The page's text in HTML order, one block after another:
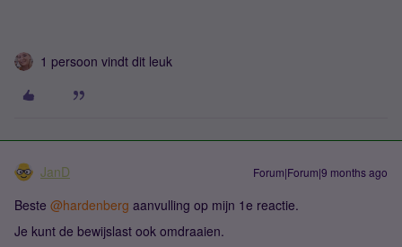
1 persoon vindt dit leuk
JanD Forum|Forum|9 months ago
Beste ​ @hardenberg aanvulling op mijn 1e reactie.
Je kunt de bewijslast ook omdraaien.